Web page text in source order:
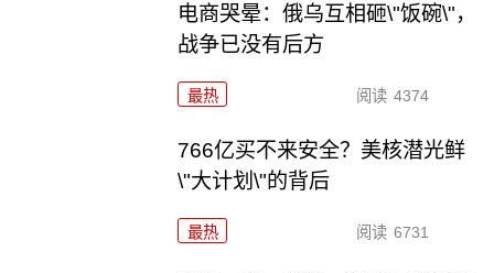
电商哭晕：俄乌互相砸\"饭碗\"，
战争已没有后方
最热 阅读 4374
766亿买不来安全？美核潜光鲜
\"大计划\"的背后
最热 阅读 6731